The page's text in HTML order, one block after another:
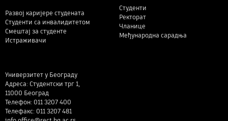
Развој каријере студената
Студенти са инвалидитетом
Смештај за студенте
Истраживачи
Студенти
Ректорат
Чланице
Међународна сарадња
Универзитет у Београду
Адреса: Студентски трг 1,
11000 Београд
Телефон: 011 3207 400
Телефакс: 011 3207 481